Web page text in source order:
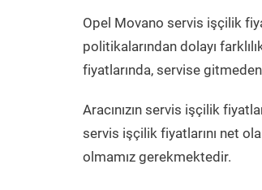
Opel Movano servis işçilik
politikalarından dolayı
fiyatlarında, servise
Aracınızın servis işçilik
servis işçilik fiyatlarını net
olmamız gerekmektedir.